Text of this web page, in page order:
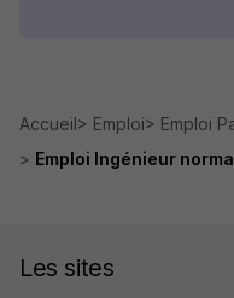
Accueil Emploi Emploi
Emploi Ingénieur
Les sites